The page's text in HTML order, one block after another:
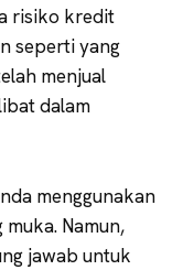
risiko kredit
seperti yang
menjual
dalam
menggunakan
Namun,
jawab untuk